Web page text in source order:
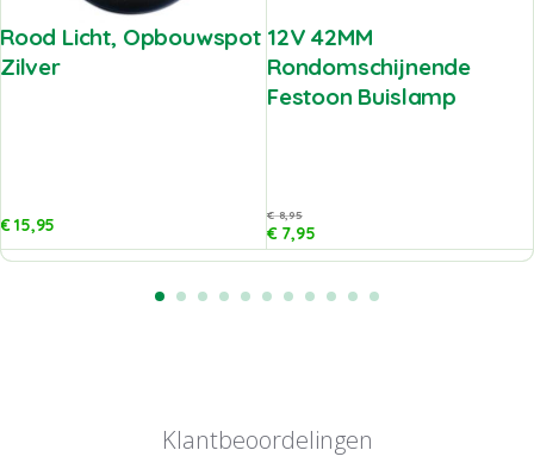
Rood Licht, Opbouwspot
Zilver
€15,95
12V 42MM
Rondomschijnende
Festoon Buislamp
€8,95
€7,95
Klantbeoordelingen